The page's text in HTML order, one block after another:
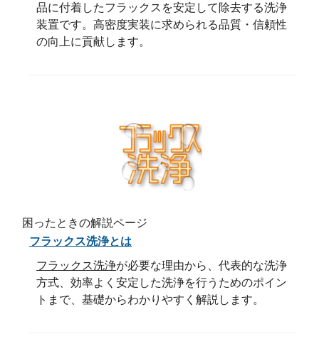
品に付着したフラックスを安定して除去する洗浄
装置です。高密度実装に求められる品質・信頼性
の向上に貢献します。
困ったときの解説ページ
フラックス洗浄とは
フラックス洗浄が必要な理由から、代表的な洗浄
方式、効率よく安定した洗浄を行うためのポイン
トまで、基礎からわかりやすく解説します。